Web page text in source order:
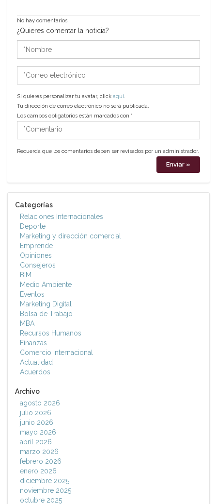
No hay comentarios
¿Quieres comentar la noticia?
*Nombre
*Correo
electrónico
Si quieres personalizar tu avatar, click aquí.
Tu dirección de correo electrónico no será publicada.
Los campos obligatorios están marcados con *
*Comentario
Recuerda que los comentarios deben ser revisados por un administrador.
Categorías
Relaciones Internacionales
Deporte
Marketing y dirección comercial
Emprende
Opiniones
Consejeros
BIM
Medio Ambiente
Eventos
Marketing Digital
Bolsa de Trabajo
MBA
Recursos Humanos
Finanzas
Comercio Internacional
Actualidad
Acuerdos
Archivo
agosto 2026
julio 2026
junio 2026
mayo 2026
abril 2026
marzo 2026
febrero 2026
enero 2026
diciembre 2025
noviembre 2025
octubre 2025